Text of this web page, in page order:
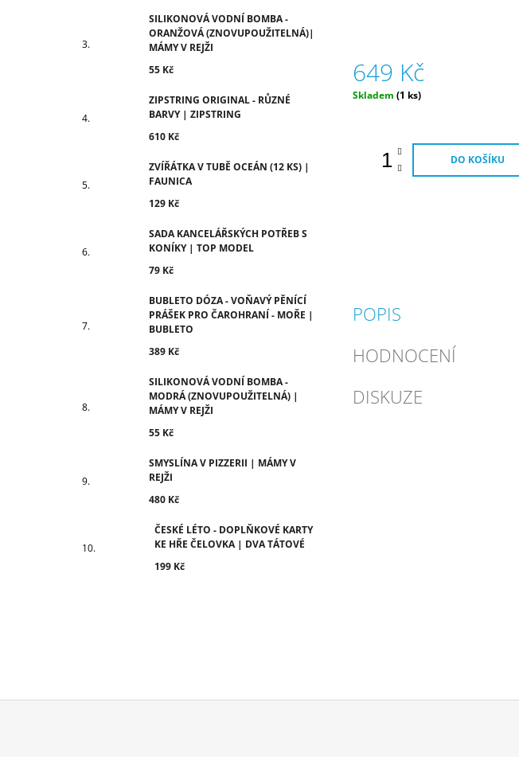
SILIKONOVÁ VODNÍ BOMBA -
ORANŽOVÁ (ZNOVUPOUŽITELNÁ)|
MÁMY V REJŽI
55 Kč
ZIPSTRING ORIGINAL - RŮZNÉ
BARVY | ZIPSTRING
610 Kč
ZVÍŘÁTKA V TUBĚ OCEÁN (12 KS) |
FAUNICA
129 Kč
SADA KANCELÁŘSKÝCH POTŘEB S
KONÍKY | TOP MODEL
79 Kč
BUBLETO DÓZA - VOŇAVÝ PĚNÍCÍ
PRÁŠEK PRO ČAROHRANÍ - MOŘE |
BUBLETO
389 Kč
SILIKONOVÁ VODNÍ BOMBA -
MODRÁ (ZNOVUPOUŽITELNÁ) |
MÁMY V REJŽI
55 Kč
SMYSLÍNA V PIZZERII | MÁMY V
REJŽI
480 Kč
ČESKÉ LÉTO - DOPLŇKOVÉ KARTY
KE HŘE ČELOVKA | DVA TÁTOVÉ
199 Kč
649 Kč
Měrná
Skladem (1 ks)
DO KOŠÍKU
POPIS
HODNOCENÍ
DISKUZE